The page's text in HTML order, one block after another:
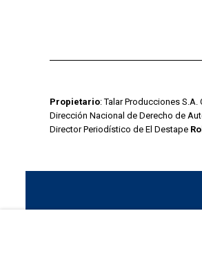
Propietario: Talar Producciones S.A.
Dirección Nacional de Derecho de
Director Periodístico de El Destape